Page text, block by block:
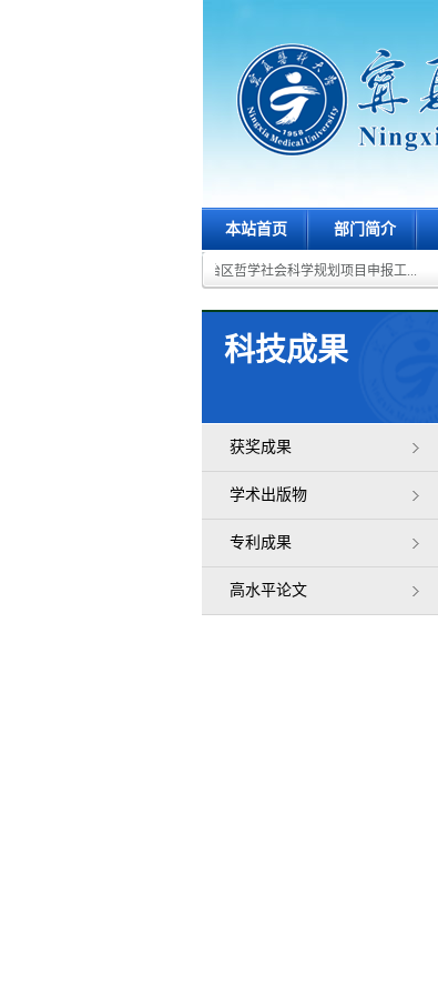
本站首页 部门简介
关于组织2026年自治区哲学社会科学规划项目申报工...
科技成果
获奖成果
学术出版物
专利成果
高水平论文